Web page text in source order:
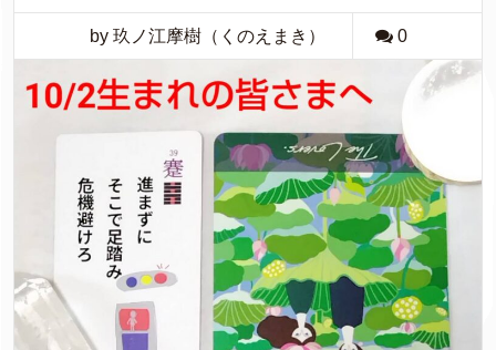
by 玖ノ江摩樹（くのえまき） 0